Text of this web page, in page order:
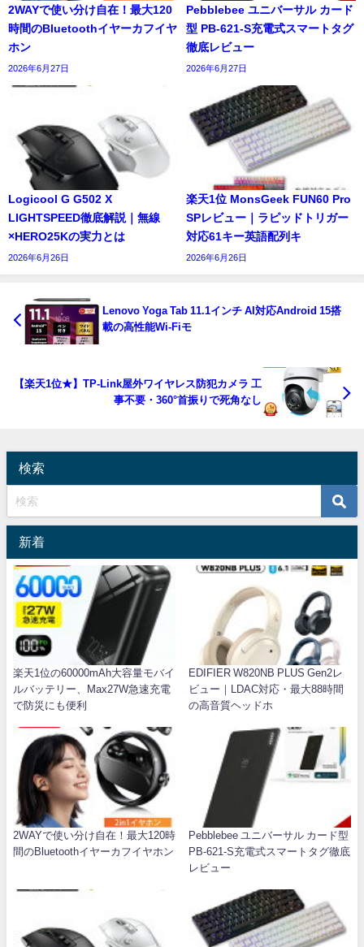
2WAYで使い分け自在！最大120
時間のBluetoothイヤーカフイヤ
ホン
2026年6月27日
Pebblebee ユニバーサル カード
型 PB-621-S充電式スマートタグ
徹底レビュー
2026年6月27日
Logicool G G502 X
LIGHTSPEED徹底解説｜無線
×HERO25Kの実力とは
2026年6月26日
楽天1位 MonsGeek FUN60 Pro
SPレビュー｜ラピッドトリガー
対応61キー英語配列キ
2026年6月26日
Lenovo Yoga Tab 11.1インチ AI対応Android 15搭
載の高性能Wi-Fiモ
【楽天1位★】TP-Link屋外ワイヤレス防犯カメラ 工
事不要・360°首振りで死角なし
検索
新着
楽天1位の60000mAh大容量モバイ
ルバッテリー、Max27W急速充電
で防災にも便利
EDIFIER W820NB PLUS Gen2レ
ビュー｜LDAC対応・最大88時間
の高音質ヘッドホ
2WAYで使い分け自在！最大120時
間のBluetoothイヤーカフイヤホン
Pebblebee ユニバーサル カード型
PB-621-S充電式スマートタグ徹底
レビュー